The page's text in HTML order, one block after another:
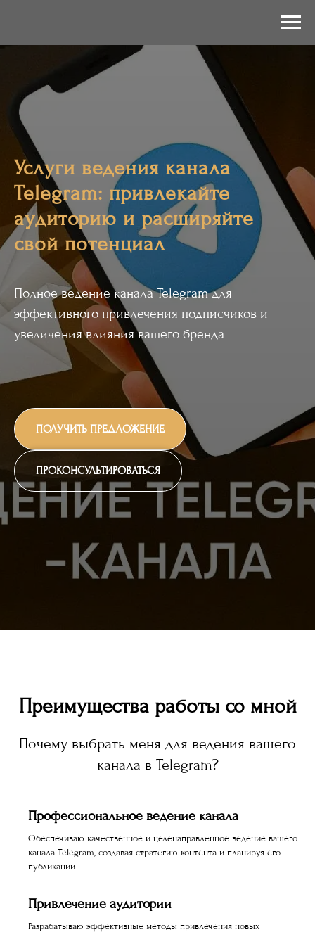
Услуги ведения канала
Telegram: привлекайте
аудиторию и расширяйте
свой потенциал
Полное ведение канала Telegram для
эффективного привлечения подписчиков и
увеличения влияния вашего бренда
ПОЛУЧИТЬ ПРЕДЛОЖЕНИЕ
ПРОКОНСУЛЬТИРОВАТЬСЯ
Преимущества работы со мной
Почему выбрать меня для ведения вашего
канала в Telegram?
Профессиональное ведение канала
Обеспечиваю качественное и целенаправленное ведение вашего
канала Telegram, создавая стратегию контента и планируя его
публикации
Привлечение аудитории
Разрабатываю эффективные методы привлечения новых